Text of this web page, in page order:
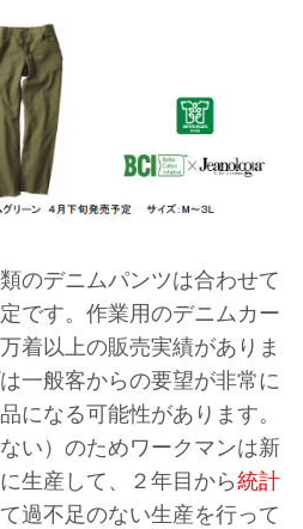
のデニムパンツは合わせて
です。作業用のデニムカー
着以上の販売実績がありま
一般客からの要望が非常に
になる可能性があります。
い）のためワークマンは新
生産して、２年目から統計
過不足のない生産を行って